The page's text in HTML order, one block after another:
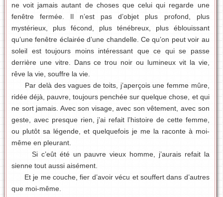
ne voit jamais autant de choses que celui qui regarde une
fenêtre fermée. Il n’est pas d’objet plus profond, plus
mystérieux, plus fécond, plus ténébreux, plus éblouissant
qu’une fenêtre éclairée d’une chandelle. Ce qu’on peut voir au
soleil est toujours moins intéressant que ce qui se passe
derrière une vitre. Dans ce trou noir ou lumineux vit la vie,
rêve la vie, souffre la vie.
Par delà des vagues de toits, j’aperçois une femme mûre,
ridée déjà, pauvre, toujours penchée sur quelque chose, et qui
ne sort jamais. Avec son visage, avec son vêtement, avec son
geste, avec presque rien, j’ai refait l’histoire de cette femme,
ou plutôt sa légende, et quelquefois je me la raconte à moi-
même en pleurant.
Si c’eût été un pauvre vieux homme, j’aurais refait la
sienne tout aussi aisément.
Et je me couche, fier d’avoir vécu et souffert dans d’autres
que moi-même.